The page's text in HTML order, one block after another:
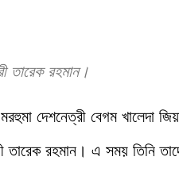
তারেক রহমান।
দেশনেত্রী বেগম খালেদা
তারেক রহমান। এ সময় তিনি